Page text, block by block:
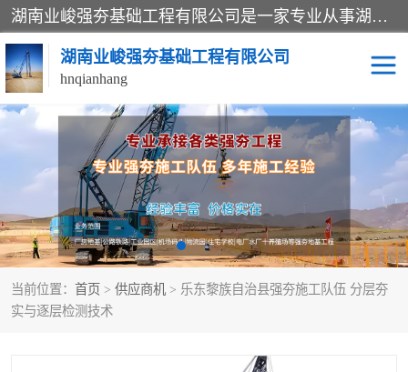
湖南业峻强夯基础工程有限公司是一家专业从事湖南强夯基础工程、强夯机租赁，地基处理的施工单位。业务覆盖：湖南、广东，江西等地。可承接1000KN.m-25000KN.m强夯（置换）工程。公司创始人是国内较早期从事强夯施工的建设者，经过多年的一步一个脚印的发展，在行业内具有较高的度和良好的口碑。
湖南业峻强夯基础工程有限公司
hnqianhang
当前位置： 首页 > 供应商机 > 乐东黎族自治县强夯施工队伍 分层夯
实与逐层检测技术
强夯施工案例 强夯机租赁
强夯施工工程 强夯施工队伍
强夯队伍